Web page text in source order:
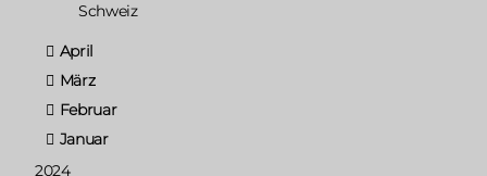
Schweiz
April
März
Februar
Januar
2024